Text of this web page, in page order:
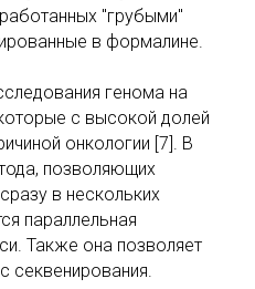
"грубыми"
в формалине.
генома на
с высокой долей
онкологии [7]. В
позволяющих
в нескольких
параллельная
Также она позволяет
секвенирования.